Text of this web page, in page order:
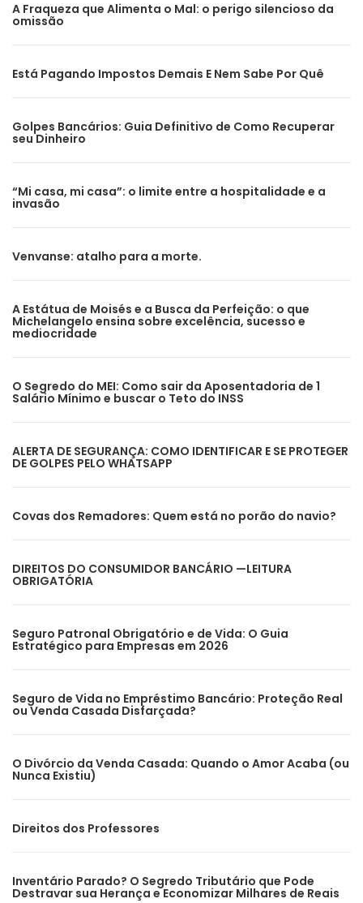
A Fraqueza que Alimenta o Mal: o perigo silencioso da
omissão
Está Pagando Impostos Demais E Nem Sabe Por Quê
Golpes Bancários: Guia Definitivo de Como Recuperar
seu Dinheiro
“Mi casa, mi casa”: o limite entre a hospitalidade e a
invasão
Venvanse: atalho para a morte.
A Estátua de Moisés e a Busca da Perfeição: o que
Michelangelo ensina sobre excelência, sucesso e
mediocridade
O Segredo do MEI: Como sair da Aposentadoria de 1
Salário Mínimo e buscar o Teto do INSS
ALERTA DE SEGURANÇA: COMO IDENTIFICAR E SE PROTEGER
DE GOLPES PELO WHATSAPP
Covas dos Remadores: Quem está no porão do navio?
DIREITOS DO CONSUMIDOR BANCÁRIO —LEITURA
OBRIGATÓRIA
Seguro Patronal Obrigatório e de Vida: O Guia
Estratégico para Empresas em 2026
Seguro de Vida no Empréstimo Bancário: Proteção Real
ou Venda Casada Disfarçada?
O Divórcio da Venda Casada: Quando o Amor Acaba (ou
Nunca Existiu)
Direitos dos Professores
Inventário Parado? O Segredo Tributário que Pode
Destravar sua Herança e Economizar Milhares de Reais